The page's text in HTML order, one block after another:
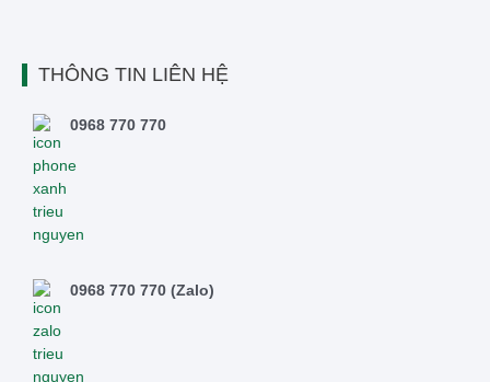
THÔNG TIN LIÊN HỆ
0968 770 770
0968 770 770 (Zalo)